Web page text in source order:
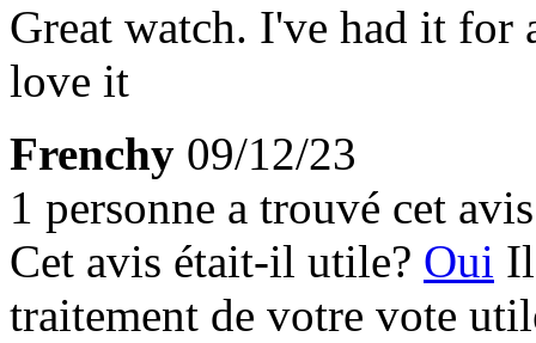
Great watch. I've had it for
love it
Frenchy 09/12/23
1 personne a trouvé cet
Cet avis était-il utile? Oui
traitement de votre vote